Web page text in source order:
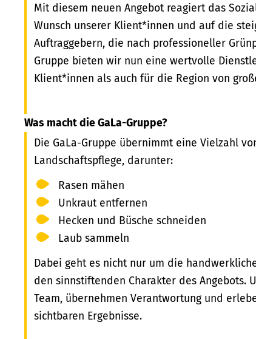
Mit diesem neuen Angebot reagiert das
Wunsch unserer Klient*innen und auf die
Auftraggebern, die nach professioneller
Gruppe bieten wir nun eine wertvolle
Klient*innen als auch für die Region von
Was macht die GaLa-Gruppe?
Die GaLa-Gruppe übernimmt eine Vielzahl
Landschaftspflege, darunter:
Rasen mähen
Unkraut entfernen
Hecken und Büsche schneiden
Laub sammeln
Dabei geht es nicht nur um die
den sinnstiftenden Charakter des Angebots.
Team, übernehmen Verantwortung und
sichtbaren Ergebnisse.